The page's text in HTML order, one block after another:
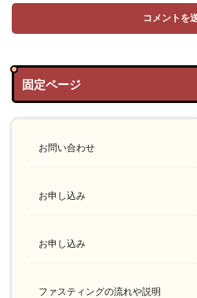
固定ページ
お問い合わせ
お申し込み
お申し込み
ファスティングの流れや説明